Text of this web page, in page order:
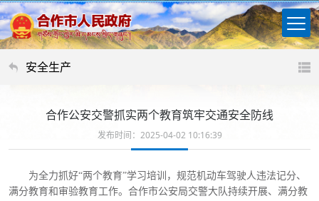
安全生产
合作公安交警抓实两个教育筑牢交通安全防线
发布时间：2025-04-02 10:16:39
为全力抓好“两个教育”学习培训，规范机动车驾驶人违法记分、
满分教育和审验教育工作。合作市公安局交警大队持续开展、满分教